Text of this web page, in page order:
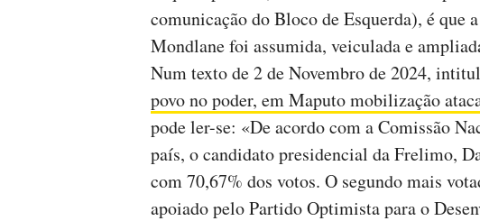
comunicação do Bloco de Esquerda), é que
Mondlane foi assumida, veiculada e
Num texto de 2 de Novembro de 2024,
povo no poder, em Maputo mobilização
pode ler-se: «De acordo com a Comissão
país, o candidato presidencial da Frelimo,
com 70,67% dos votos. O segundo mais
apoiado pelo Partido Optimista para o